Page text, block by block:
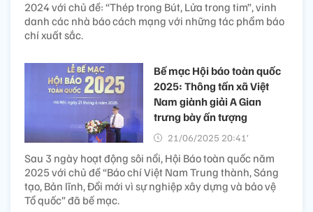
2024 với chủ đề: “Thép trong Bút, Lửa trong tim”, vinh
danh các nhà báo cách mạng với những tác phẩm báo
chí xuất sắc.
Bế mạc Hội báo toàn quốc
2025: Thông tấn xã Việt
Nam giành giải A Gian
trưng bày ấn tượng
21/06/2025 20:41’
Sau 3 ngày hoạt động sôi nổi, Hội Báo toàn quốc năm
2025 với chủ đề “Báo chí Việt Nam Trung thành, Sáng
tạo, Bản lĩnh, Đổi mới vì sự nghiệp xây dựng và bảo vệ
Tổ quốc” đã bế mạc.